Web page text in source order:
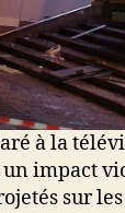
à la
un impact
sur